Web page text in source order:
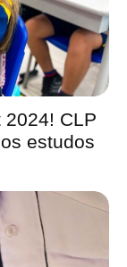
CLP
estudos